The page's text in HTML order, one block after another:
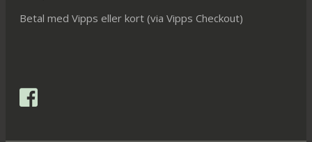
Betal med Vipps eller kort (via Vipps Checkout)